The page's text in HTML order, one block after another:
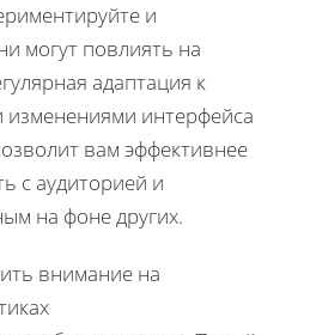
и
могут повлиять на
адаптация к
интерфейса
вам эффективнее
с аудиторией и
на фоне других.
внимание на